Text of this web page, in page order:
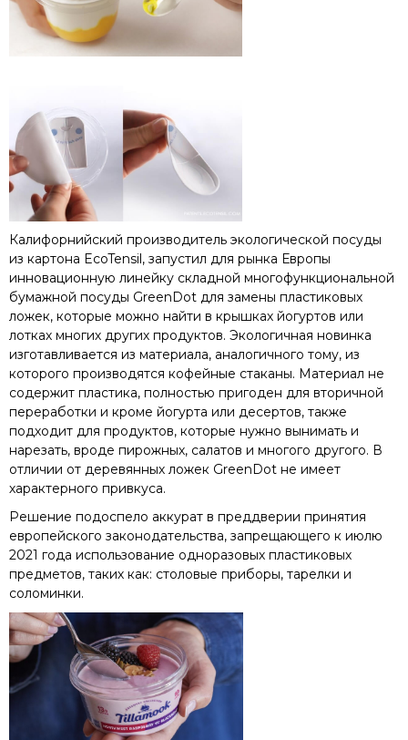
Калифорнийский производитель экологической посуды
из картона EcoTensil, запустил для рынка Европы
инновационную линейку складной многофункциональной
бумажной посуды GreenDot для замены пластиковых
ложек, которые можно найти в крышках йогуртов или
лотках многих других продуктов. Экологичная новинка
изготавливается из материала, аналогичного тому, из
которого производятся кофейные стаканы. Материал не
содержит пластика, полностью пригоден для вторичной
переработки и кроме йогурта или десертов, также
подходит для продуктов, которые нужно вынимать и
нарезать, вроде пирожных, салатов и многого другого. В
отличии от деревянных ложек GreenDot не имеет
характерного привкуса.
Решение подоспело аккурат в преддверии принятия
европейского законодательства, запрещающего к июлю
2021 года использование одноразовых пластиковых
предметов, таких как: столовые приборы, тарелки и
соломинки.